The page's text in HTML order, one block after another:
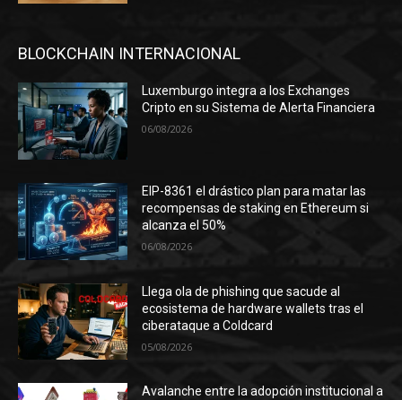
BLOCKCHAIN INTERNACIONAL
Luxemburgo integra a los Exchanges
Cripto en su Sistema de Alerta Financiera
06/08/2026
EIP-8361 el drástico plan para matar las
recompensas de staking en Ethereum si
alcanza el 50%
06/08/2026
Llega ola de phishing que sacude al
ecosistema de hardware wallets tras el
ciberataque a Coldcard
05/08/2026
Avalanche entre la adopción institucional a